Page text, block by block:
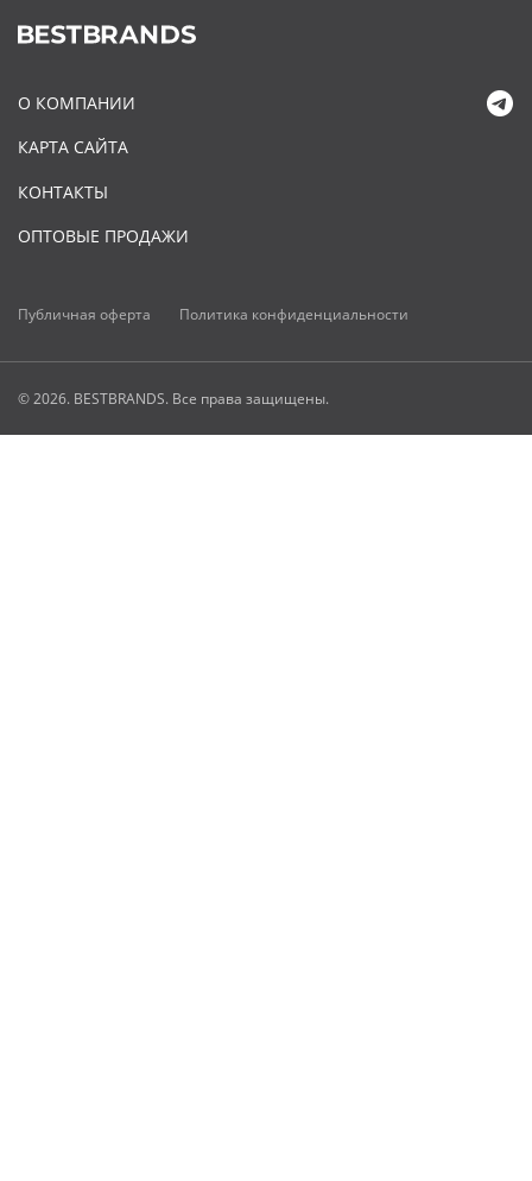
О КОМПАНИИ
КАРТА САЙТА
КОНТАКТЫ
ОПТОВЫЕ ПРОДАЖИ
Публичная оферта Политика конфиденциальности
© 2026. BESTBRANDS. Все права защищены.